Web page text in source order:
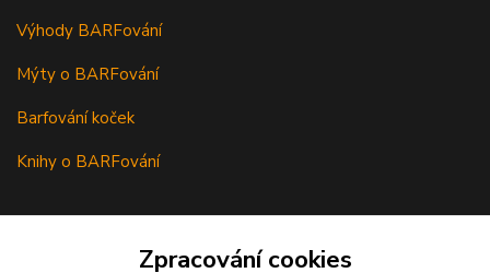
Výhody BARFování
Mýty o BARFování
Barfování koček
Knihy o BARFování
Jsme prodejci VVLPZpracování cookies